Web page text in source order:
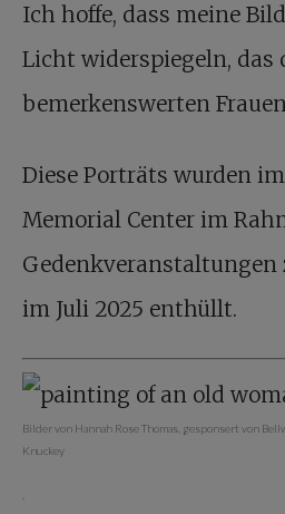
Ich hoffe, dass meine
Licht widerspiegeln, das
bemerkenswerten
Diese Porträts wurden
Memorial Center im
Gedenkveranstaltungen
im Juli 2025 enthüllt.
Bilder von Hannah Rose Thomas, gesponsert von
Knuckey